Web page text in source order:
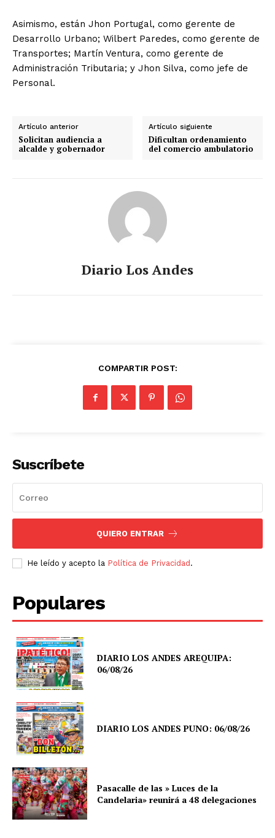
Asimismo, están Jhon Portugal, como gerente de
Desarrollo Urbano; Wilbert Paredes, como gerente de
Transportes; Martín Ventura, como gerente de
Administración Tributaria; y Jhon Silva, como jefe de
Personal.
Artículo anterior
Solicitan audiencia a
alcalde y gobernador
Artículo siguiente
Dificultan ordenamiento
del comercio ambulatorio
Diario Los Andes
COMPARTIR POST:
Suscríbete
QUIERO ENTRAR
He leído y acepto la Política de Privacidad .
Populares
DIARIO LOS ANDES AREQUIPA:
06/08/26
DIARIO LOS ANDES PUNO: 06/08/26
Pasacalle de las » Luces de la
Candelaria» reunirá a 48 delegaciones